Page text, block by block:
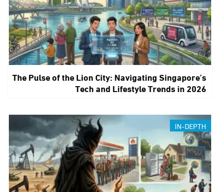
The Pulse of the Lion City: Navigating Singapore’s
Tech and Lifestyle Trends in 2026
IN-DEPTH